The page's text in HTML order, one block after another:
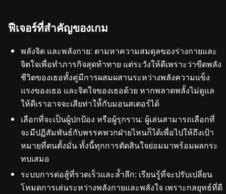
ฟีเจอร์ที่สำคัญของเกม
พลังจิต และพลังกาย: ตามหาความสมดุลของร่างกายและ
จิตใจเพื่อทำภารกิจสุดท้าทาย แต่ระวังให้ดีเพราะว่าขีดพลัง
ชีวิตของเธอทั้งคู่มีการผสมผสานระหว่างพลังความแข็ง
แรงของเธอ และจิตใจของเธอด้วย หากพลาดพลั้งไม่ดูแล
ให้ดีเราอาจจะเสียท่าให้้กับมอนสเตอร์ได้
เลือกที่จะเป็นผู้ปกป้อง หรือผู้รุกราน: ผู้เล่นสามารถเลือกที่
จะมีปฏิสัมพันธ์กับพรรคพวกฝ่ายไหนก็ได้เพื่อไปให้ถึงเป้า
หมายที่ตนตั้งมั่น ทั้งนี้ทุกการตัดสินใจย่อมมาพร้อมผลกระ
ทบเสมอ
ระบบการต่อสู้ที่รวดเร็วและล้ำลึก: เรียนรู้ที่จะปรับเปลี่ยน
โหมดการเล่นระหว่างพลังกายและพลังใจ เพราะกลยุทธ์ที่ดี